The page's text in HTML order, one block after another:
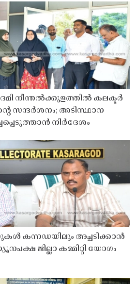
നീന്തൽക്കുളത്തിൽ കലക്ടർ
സന്ദർശനം; അടിസ്ഥാന
നിർദേശം
കന്നഡയിലും അച്ചടിക്കാൻ
ജില്ലാ കമ്മിറ്റി യോഗം